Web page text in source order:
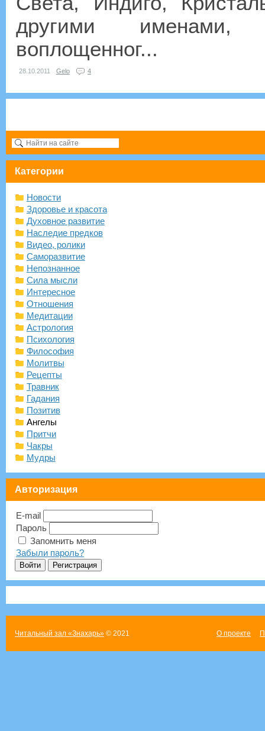
другими именами,
воплощенног...
28.10.2011 Gelo 4
Категории
Новости
Здоровье и красота
Духовное развитие
Наследие предков
Видео, ролики
Саморазвитие
Непознанное
Сила мысли
Интересное
Отношения
Медитации
Астрология
Психология
Философия
Молитвы
Рецепты
Травник
Гадания
Позитив
Ангелы
Притчи
Чакры
Мудры
Авторизация
E-mail
Пароль
Запомнить меня
Забыли пароль?
Читальный зал «Знахарь»© 2021 О проекте